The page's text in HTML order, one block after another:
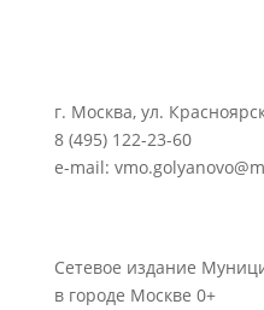
г. Москва, ул.
8 (495) 122-23-60
e-mail:
Сетевое издание
в городе Москве 0+